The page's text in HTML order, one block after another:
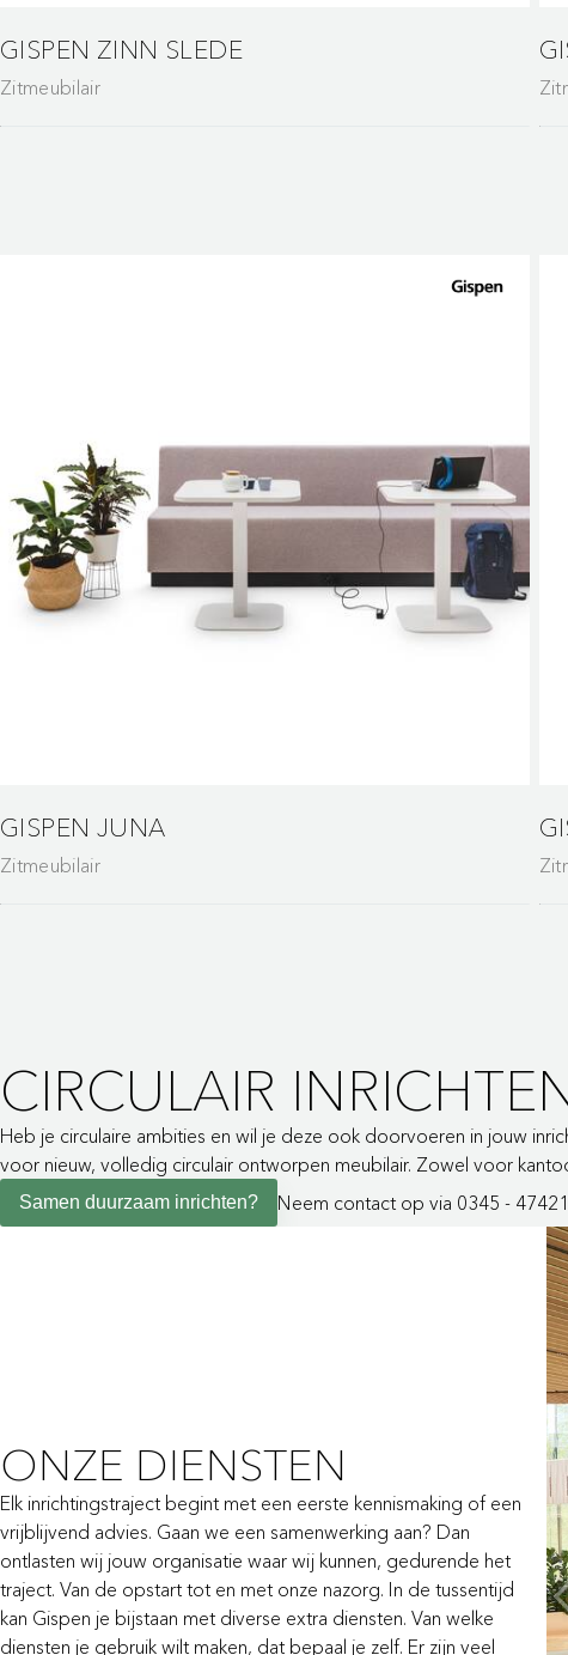
GISPEN ZINN SLEDE
Zitmeubilair
GISPEN JUNA
Zitmeubilair
CIRCULAIR
Heb je circulaire ambities en wil je deze ook doorvoeren in jouw
voor nieuw, volledig circulair ontworpen meubilair. Zowel voor
Samen duurzaam inrichten? Neem contact op via 0345 -
ONZE DIENSTEN
Elk inrichtingstraject begint met een eerste kennismaking of een
vrijblijvend advies. Gaan we een samenwerking aan? Dan
ontlasten wij jouw organisatie waar wij kunnen, gedurende het
traject. Van de opstart tot en met onze nazorg. In de tussentijd
kan Gispen je bijstaan met diverse extra diensten. Van welke
diensten je gebruik wilt maken, dat bepaal je zelf. Er zijn veel